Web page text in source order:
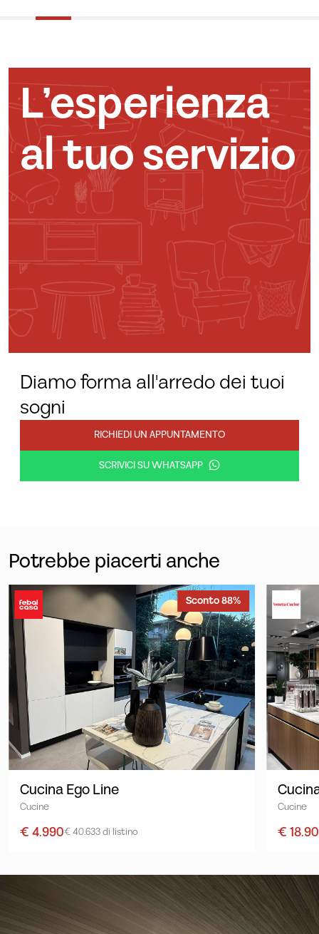
L’esperienza
al tuo servizio
Diamo forma all'arredo dei tuoi
sogni
RICHIEDI UN APPUNTAMENTO
SCRIVICI SU WHATSAPP
Potrebbe piacerti anche
Sconto 88%
Cucina Ego Line
Cucine
€ 4.990€ 40.633 di listino
Cucine
€